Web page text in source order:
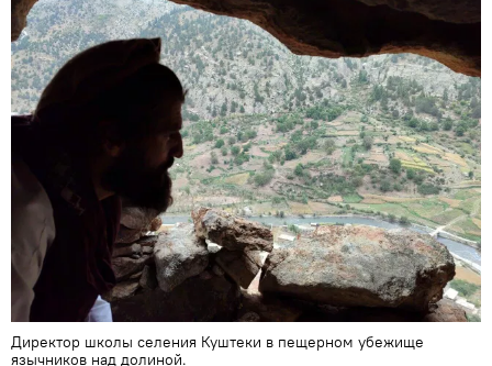
Директор школы селения Куштеки в пещерном убежище
язычников над долиной.